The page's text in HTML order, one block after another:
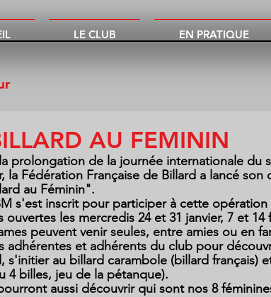
LE CLUB EN PRATIQUE
AU FEMININ
prolongation de la journée internationale du
la Fédération Française de Billard a lancé
au Féminin".
s'est inscrit pour participer à cette
ouvertes les mercredis 24 et 31 janvier, 7 et 14
peuvent venir seules, entre amies ou en
adhérentes et adhérents du club pour
s'initier au billard carambole (billard français)
4 billes, jeu de la pétanque).
aussi découvrir qui sont nos 8